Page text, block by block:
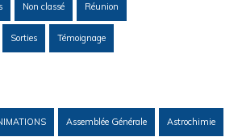
Non classé Réunion
Sorties Témoignage
Assemblée Générale Astrochimie